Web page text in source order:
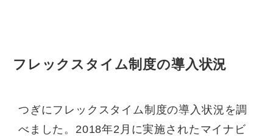
フレックスタイム制度の導入状況
つぎにフレックスタイム制度の導入状況を調
べました。2018年2月に実施されたマイナビ